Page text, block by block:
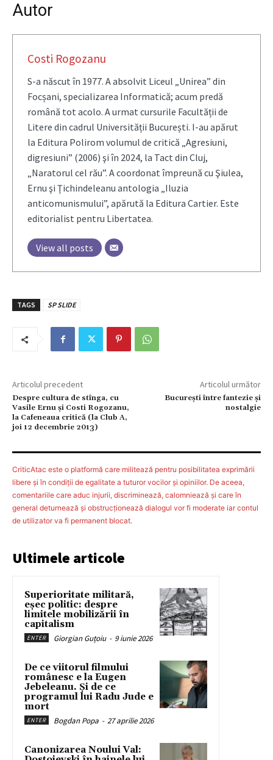
Autor
Costi Rogozanu
S-a născut în 1977. A absolvit Liceul „Unirea” din
Focșani, specializarea Informatică; acum predă
română tot acolo. A urmat cursurile Facultății de
Litere din cadrul Universității București. I-au apărut
la Editura Polirom volumul de critică „Agresiuni,
digresiuni” (2006) şi în 2024, la Tact din Cluj,
„Naratorul cel rău”. A coordonat împreună cu Şiulea,
Ernu şi Ţichindeleanu antologia „Iluzia
anticomunismului”, apărută la Editura Cartier. Este
editorialist pentru Libertatea.
View all posts
TAGS SP SLIDE
Articolul precedent
Despre cultura de stînga, cu
Vasile Ernu şi Costi Rogozanu,
la Cafeneaua critică (la Club A,
joi 12 decembrie 2013)
Articolul următor
București între fantezie și
nostalgie
CriticAtac este o platformă care militează pentru posibilitatea exprimării
libere şi în condiţii de egalitate a tuturor vocilor şi opiniilor. De aceea,
comentariile care aduc injurii, discriminează, calomniează şi care în
general deturnează şi obstrucţionează dialogul vor fi moderate iar contul
de utilizator va fi permanent blocat.
Ultimele articole
Superioritate militară,
eșec politic: despre
limitele mobilizării în
capitalism
ENTER Giorgian Guțoiu - 9 iunie 2026
De ce viitorul filmului
românesc e la Eugen
Jebeleanu. Și de ce
programul lui Radu Jude e
mort
ENTER Bogdan Popa - 27 aprilie 2026
Canonizarea Noului Val: